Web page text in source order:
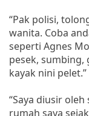
“Pak polisi,
wanita. Coba
seperti Agnes
pesek, sumbing,
kayak nini pelet.”
“Saya diusir
rumah saya